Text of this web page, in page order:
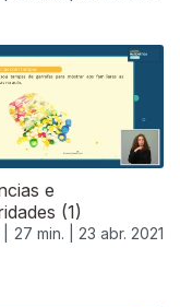
e
(1)
27 min. | 23 abr. 2021